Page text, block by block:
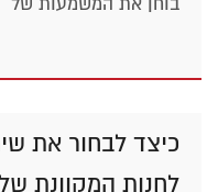
כיצד לבחור את
לחנות המקוונת